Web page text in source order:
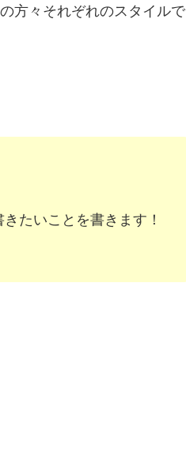
方々それぞれのスタイルで
たいことを書きます！